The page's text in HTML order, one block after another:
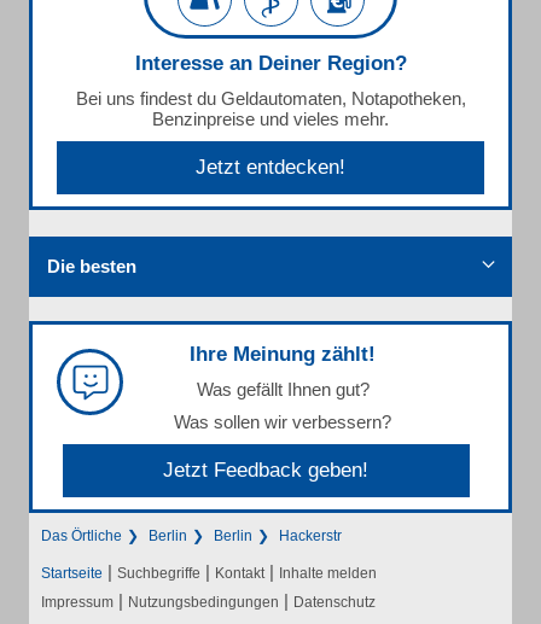
Interesse an Deiner Region?
Bei uns findest du Geldautomaten, Notapotheken,
Benzinpreise und vieles mehr.
Jetzt entdecken!
Die besten
Ihre Meinung zählt!
Was gefällt Ihnen gut?
Was sollen wir verbessern?
Jetzt Feedback geben!
Das Örtliche Berlin Berlin Hackerstr
Startseite | Suchbegriffe | Kontakt | Inhalte melden
Impressum | Nutzungsbedingungen | Datenschutz